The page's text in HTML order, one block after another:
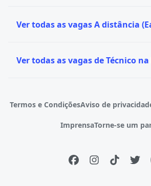
Termos e CondiçõesAviso de
ImprensaTorne-se um